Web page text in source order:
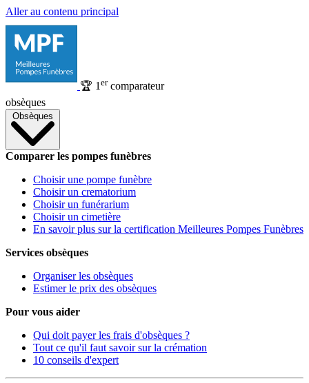
Aller au contenu principal
🏆 1 ercomparateur
obsèques
Obsèques
Comparer les pompes funèbres
Choisir une pompe funèbre
Choisir un crematorium
Choisir un funérarium
Choisir un cimetière
En savoir plus sur la certification Meilleures Pompes Funèbres
Services obsèques
Organiser les obsèques
Estimer le prix des obsèques
Pour vous aider
Qui doit payer les frais d'obsèques ?
Tout ce qu'il faut savoir sur la crémation
10 conseils d'expert